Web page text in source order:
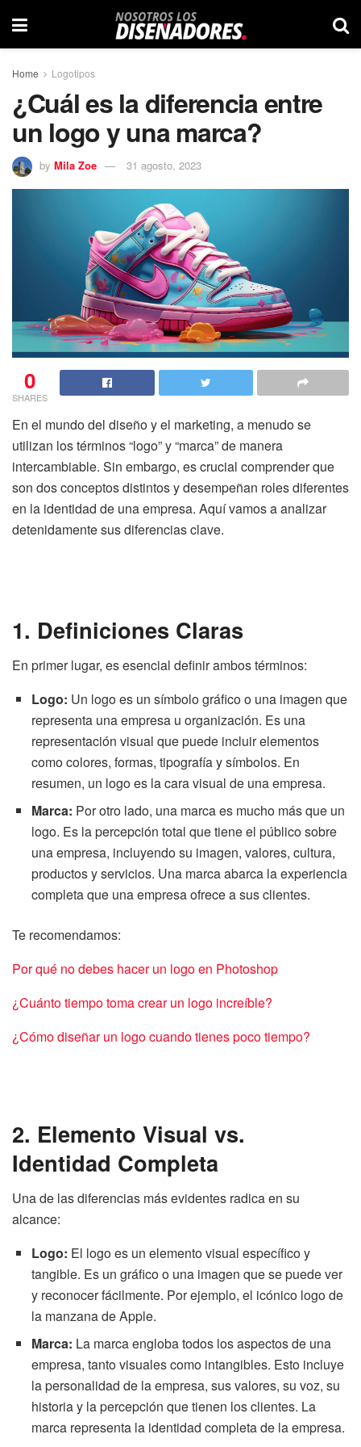
Home Logotipos
¿Cuál es la diferencia entre
un logo y una marca?
by Mila Zoe 31 agosto, 2023
0
SHARES
En el mundo del diseño y el marketing, a menudo se
utilizan los términos “logo” y “marca” de manera
intercambiable. Sin embargo, es crucial comprender que
son dos conceptos distintos y desempeñan roles diferentes
en la identidad de una empresa. Aquí vamos a analizar
detenidamente sus diferencias clave.
1. Definiciones Claras
En primer lugar, es esencial definir ambos términos:
Logo: Un logo es un símbolo gráfico o una imagen que
representa una empresa u organización. Es una
representación visual que puede incluir elementos
como colores, formas, tipografía y símbolos. En
resumen, un logo es la cara visual de una empresa.
Marca: Por otro lado, una marca es mucho más que un
logo. Es la percepción total que tiene el público sobre
una empresa, incluyendo su imagen, valores, cultura,
productos y servicios. Una marca abarca la experiencia
completa que una empresa ofrece a sus clientes.
Te recomendamos:
Por qué no debes hacer un logo en Photoshop
¿Cuánto tiempo toma crear un logo increíble?
¿Cómo diseñar un logo cuando tienes poco tiempo?
2. Elemento Visual vs.
Identidad Completa
Una de las diferencias más evidentes radica en su
alcance:
Logo: El logo es un elemento visual específico y
tangible. Es un gráfico o una imagen que se puede ver
y reconocer fácilmente. Por ejemplo, el icónico logo de
la manzana de Apple.
Marca: La marca engloba todos los aspectos de una
empresa, tanto visuales como intangibles. Esto incluye
la personalidad de la empresa, sus valores, su voz, su
historia y la percepción que tienen los clientes. La
marca representa la identidad completa de la empresa.